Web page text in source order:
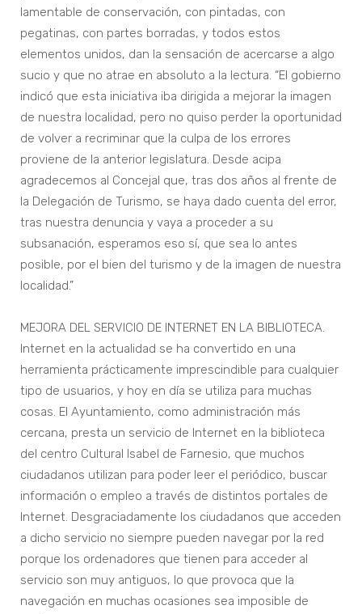
lamentable de conservación, con pintadas, con
pegatinas, con partes borradas, y todos estos
elementos unidos, dan la sensación de acercarse a algo
sucio y que no atrae en absoluto a la lectura. “El gobierno
indicó que esta iniciativa iba dirigida a mejorar la imagen
de nuestra localidad, pero no quiso perder la oportunidad
de volver a recriminar que la culpa de los errores
proviene de la anterior legislatura. Desde acipa
agradecemos al Concejal que, tras dos años al frente de
la Delegación de Turismo, se haya dado cuenta del error,
tras nuestra denuncia y vaya a proceder a su
subsanación, esperamos eso sí, que sea lo antes
posible, por el bien del turismo y de la imagen de nuestra
localidad.”
MEJORA DEL SERVICIO DE INTERNET EN LA BIBLIOTECA.
Internet en la actualidad se ha convertido en una
herramienta prácticamente imprescindible para cualquier
tipo de usuarios, y hoy en día se utiliza para muchas
cosas. El Ayuntamiento, como administración más
cercana, presta un servicio de Internet en la biblioteca
del centro Cultural Isabel de Farnesio, que muchos
ciudadanos utilizan para poder leer el periódico, buscar
información o empleo a través de distintos portales de
Internet. Desgraciadamente los ciudadanos que acceden
a dicho servicio no siempre pueden navegar por la red
porque los ordenadores que tienen para acceder al
servicio son muy antiguos, lo que provoca que la
navegación en muchas ocasiones sea imposible de